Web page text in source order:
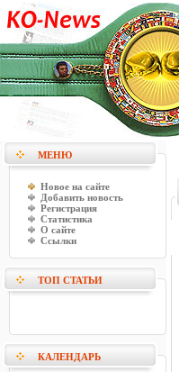
МЕНЮ
Новое на сайте
Добавить новость
Регистрация
Статистика
О сайте
Ссылки
ТОП СТАТЬИ
КАЛЕНДАРЬ